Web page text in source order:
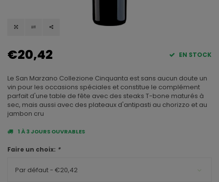
€20,42 EN STOCK
Le San Marzano Collezione Cinquanta est sans aucun doute un
vin pour les occasions spéciales et constitue le complément
parfait d'une table de fête avec des steaks T-bone maturés à
sec, mais aussi avec des plateaux d'antipasti au chorizzo et au
jambon cru
1 À 3 JOURS OUVRABLES
Faire un choix: *
Par défaut - €20,42